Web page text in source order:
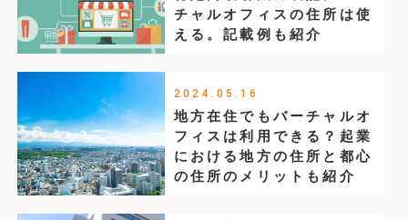
チャルオフィスの住所は使
える。記載例も紹介
2024.05.16
地方在住でもバーチャルオ
フィスは利用できる？起業
における地方の住所と都心
の住所のメリットも紹介